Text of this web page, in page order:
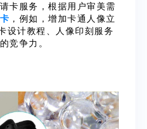
卡服务，根据用户审美需
，例如，增加卡通人像立
设计教程、人像印刻服务
竞争力。